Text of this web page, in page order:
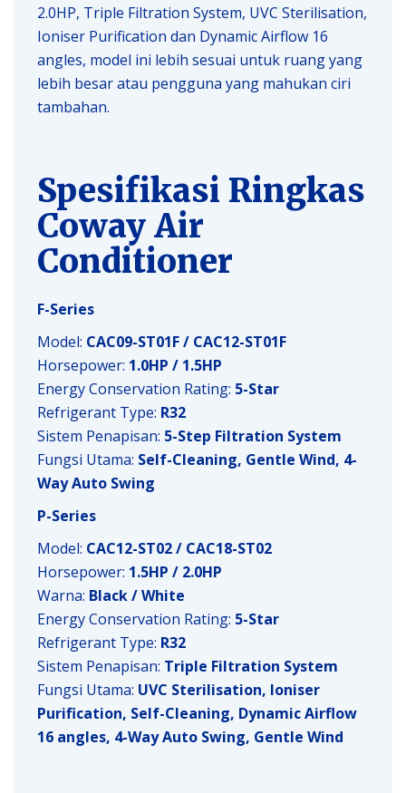
2.0HP, Triple Filtration System, UVC Sterilisation,
Ioniser Purification dan Dynamic Airflow 16
angles, model ini lebih sesuai untuk ruang yang
lebih besar atau pengguna yang mahukan ciri
tambahan.
Spesifikasi Ringkas
Coway Air
Conditioner
F-Series
Model: CAC09-ST01F / CAC12-ST01F
Horsepower: 1.0HP / 1.5HP
Energy Conservation Rating: 5-Star
Refrigerant Type: R32
Sistem Penapisan: 5-Step Filtration System
Fungsi Utama: Self-Cleaning, Gentle Wind, 4-
Way Auto Swing
P-Series
Model: CAC12-ST02 / CAC18-ST02
Horsepower: 1.5HP / 2.0HP
Warna: Black / White
Energy Conservation Rating: 5-Star
Refrigerant Type: R32
Sistem Penapisan: Triple Filtration System
Fungsi Utama: UVC Sterilisation, Ioniser
Purification, Self-Cleaning, Dynamic Airflow
16 angles, 4-Way Auto Swing, Gentle Wind